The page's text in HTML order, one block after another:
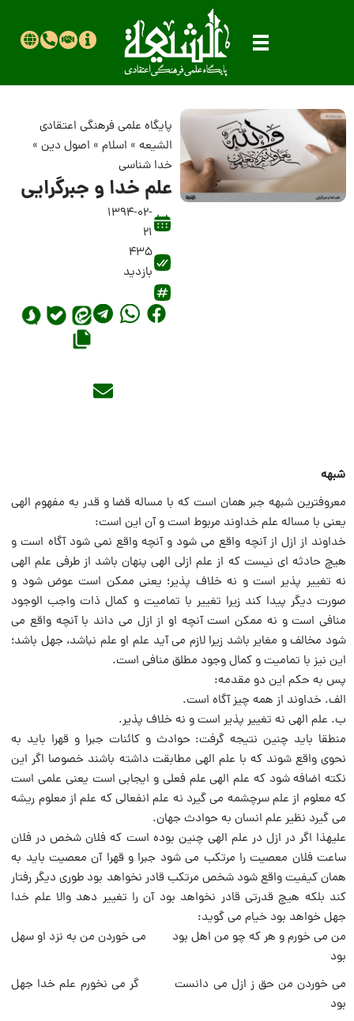
پایگاه علمی فرهنگی اعتقادی
الشیعه» اسلام» اصول دین»
خدا شناسی
علم خدا و جبرگرایی
1394-02-
21
435
بازدید
شبهه
معروفترین شبهه جبر همان است که با مساله قضا و قدر به مفهوم الهى
یعنى با مساله علم خداوند مربوط است و آن این است:
خداوند از ازل از آنچه واقع می شود و آنچه واقع نمی شود آگاه است و
هیچ حادثه اى نیست که از علم ازلى الهى پنهان باشد از طرفى علم الهى
نه تغییر پذیر است و نه خلاف پذیر؛ یعنى ممکن است عوض شود و
صورت دیگر پیدا کند زیرا تغییر با تمامیت و کمال ذات واجب الوجود
منافى است و نه ممکن است آنچه او از ازل می داند با آنچه واقع می
شود مخالف و مغایر باشد زیرا لازم می آید علم او علم نباشد، جهل باشد؛
این نیز با تمامیت و کمال وجود مطلق منافى است.
پس به حکم این دو مقدمه:
الف. خداوند از همه چیز آگاه است.
ب. علم الهى نه تغییر پذیر است و نه خلاف پذیر.
منطقا باید چنین نتیجه گرفت: حوادث و کائنات جبرا و قهرا باید به
نحوى واقع شوند که با علم الهى مطابقت داشته باشند خصوصا اگر این
نکته اضافه شود که علم الهى علم فعلى و ایجابى است یعنى علمى است
که معلوم از علم سرچشمه می گیرد نه علم انفعالى که علم از معلوم ریشه
می گیرد نظیر علم انسان به حوادث جهان.
علیهذا اگر در ازل در علم الهى چنین بوده است که فلان شخص در فلان
ساعت فلان معصیت را مرتکب می شود جبرا و قهرا آن معصیت باید به
همان کیفیت واقع شود شخص مرتکب قادر نخواهد بود طورى دیگر رفتار
کند بلکه هیچ قدرتى قادر نخواهد بود آن را تغییر دهد والا علم خدا
جهل خواهد بود خیام می گوید:
من مى خورم و هر که چو من اهل بود مى خوردن من به نزد او سهل
بود
مى خوردن من حق ز ازل می دانست گر مى نخورم علم خدا جهل
بود